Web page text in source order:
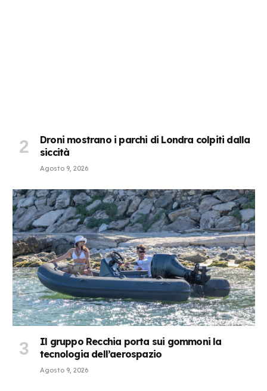
Droni mostrano i parchi di Londra colpiti dalla
siccità
Agosto 9, 2026
Il gruppo Recchia porta sui gommoni la
tecnologia dell’aerospazio
Agosto 9, 2026